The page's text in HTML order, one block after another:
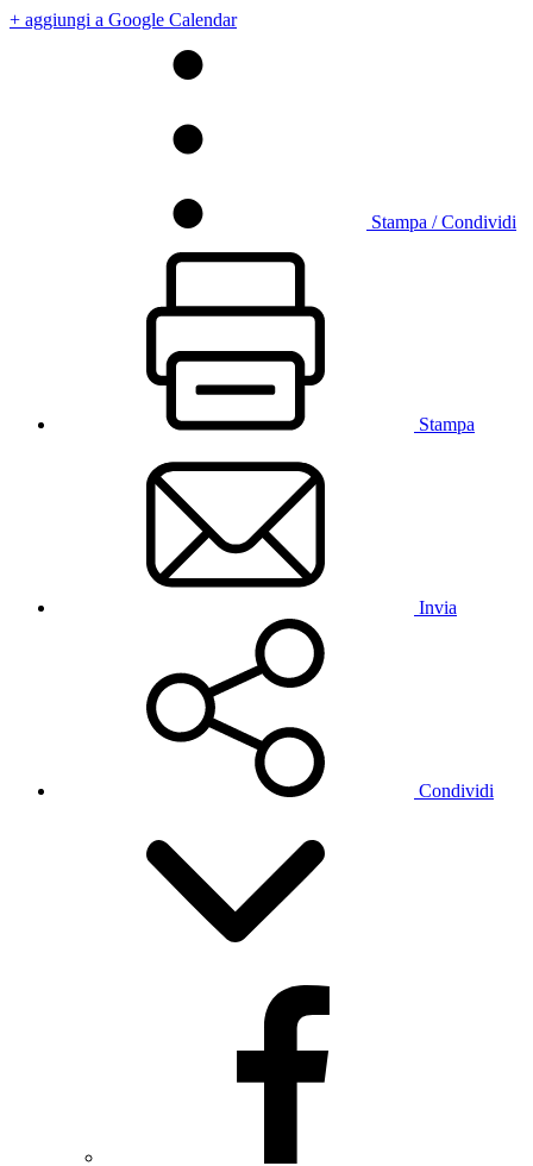
+ aggiungi a Google Calendar
Stampa / Condividi
Stampa
Invia
Condividi